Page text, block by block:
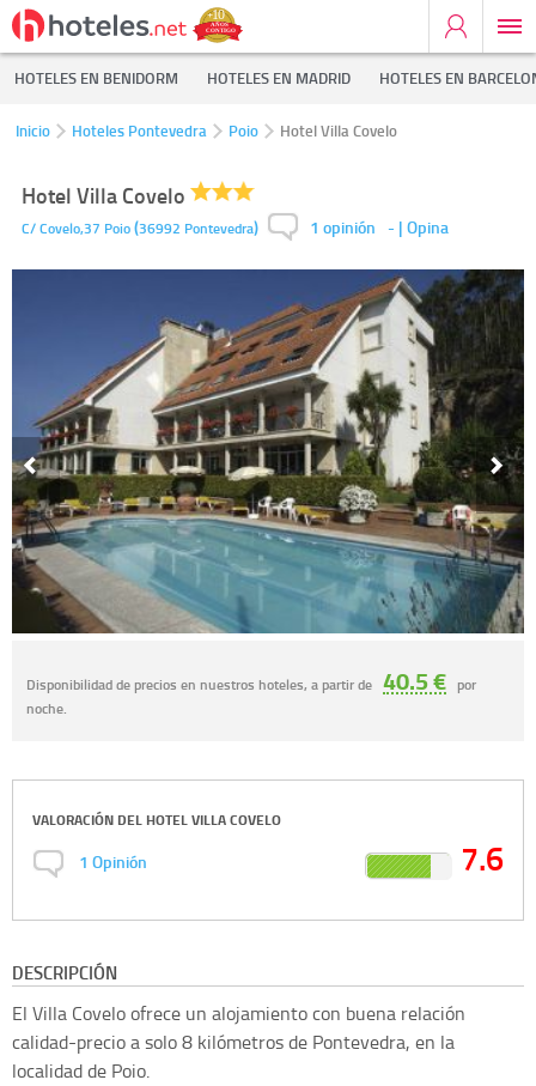
HOTELES EN BENIDORM HOTELES EN MADRID HOTELES EN
Inicio Hoteles Pontevedra Poio Hotel Villa Covelo
Hotel Villa Covelo
C/ Covelo,37 Poio(36992 Pontevedra) 1 opinión - | Opina
Disponibilidad de precios en nuestros hoteles, a partir de 40.5 € por
noche.
VALORACIÓN DEL HOTEL VILLA COVELO
1 Opinión 7.6
DESCRIPCIÓN
El Villa Covelo ofrece un alojamiento con buena relación
calidad-precio a solo 8 kilómetros de Pontevedra, en la
localidad de Poio.